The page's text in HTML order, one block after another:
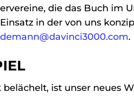
die das Buch im
in der von uns
.
ist unser neues